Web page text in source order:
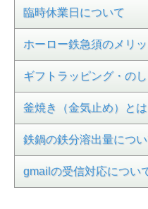
臨時休業日について
ホーロー鉄急須のメリッ
ギフトラッピング・の
釜焼き（金気止め）とは
鉄鍋の鉄分溶出量につ
gmailの受信対応につい